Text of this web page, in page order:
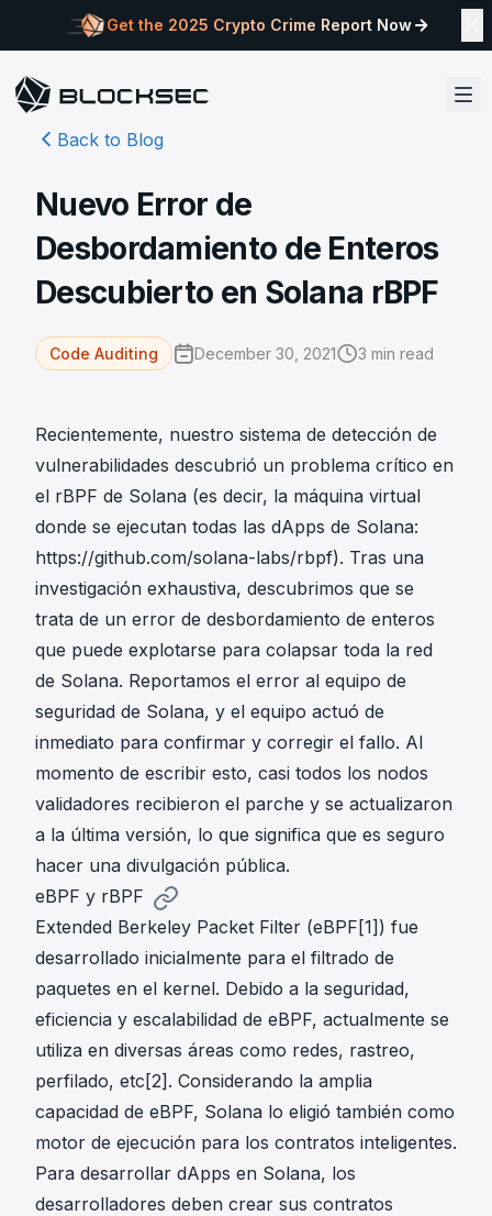
Get the 2025 Crypto Crime Report Now
Back to Blog
Nuevo Error de
Desbordamiento de Enteros
Descubierto en Solana rBPF
Code Auditing December 30, 2021 3 min read
Recientemente, nuestro sistema de detección de
vulnerabilidades descubrió un problema crítico en
el rBPF de Solana (es decir, la máquina virtual
donde se ejecutan todas las dApps de Solana:
https://github.com/solana-labs/rbpf). Tras una
investigación exhaustiva, descubrimos que se
trata de un error de desbordamiento de enteros
que puede explotarse para colapsar toda la red
de Solana. Reportamos el error al equipo de
seguridad de Solana, y el equipo actuó de
inmediato para confirmar y corregir el fallo. Al
momento de escribir esto, casi todos los nodos
validadores recibieron el parche y se actualizaron
a la última versión, lo que significa que es seguro
hacer una divulgación pública.
eBPF y rBPF
Extended Berkeley Packet Filter (eBPF[1] ) fue
desarrollado inicialmente para el filtrado de
paquetes en el kernel. Debido a la seguridad,
eficiencia y escalabilidad de eBPF, actualmente se
utiliza en diversas áreas como redes, rastreo,
perfilado, etc[2] . Considerando la amplia
capacidad de eBPF, Solana lo eligió también como
motor de ejecución para los contratos inteligentes.
Para desarrollar dApps en Solana, los
desarrolladores deben crear sus contratos